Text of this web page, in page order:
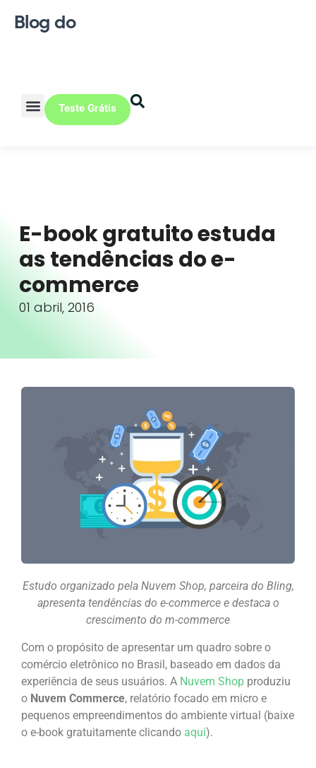
Blog do
Teste Grátis
E-book gratuito estuda
as tendências do e-
commerce
01 abril, 2016
Estudo organizado pela Nuvem Shop, parceira do Bling,
apresenta tendências do e-commerce e destaca o
crescimento do m-commerce
Com o propósito de apresentar um quadro sobre o
comércio eletrônico no Brasil, baseado em dados da
experiência de seus usuários. A Nuvem Shop produziu
o Nuvem Commerce, relatório focado em micro e
pequenos empreendimentos do ambiente virtual (baixe
o e-book gratuitamente clicando aqui).